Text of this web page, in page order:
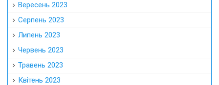
Вересень 2023
Серпень 2023
Липень 2023
Червень 2023
Травень 2023
Квітень 2023